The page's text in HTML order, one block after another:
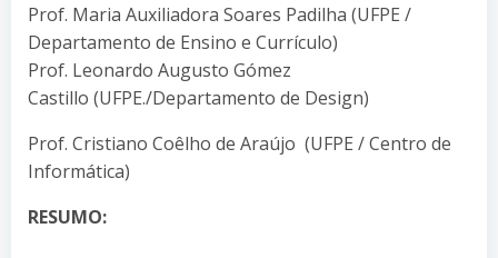
Prof. Maria Auxiliadora Soares Padilha (UFPE /
Departamento de Ensino e Currículo)
Prof. Leonardo Augusto Gómez
Castillo (UFPE./Departamento de Design)
Prof. Cristiano Coêlho de Araújo (UFPE / Centro de
Informática)
RESUMO: